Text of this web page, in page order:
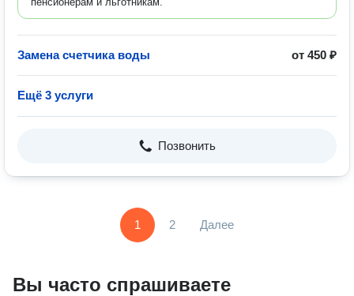
Замена счетчика воды от 450 ₽
Ещё 3 услуги
Позвонить
1 2 Далее
Вы часто спрашиваете